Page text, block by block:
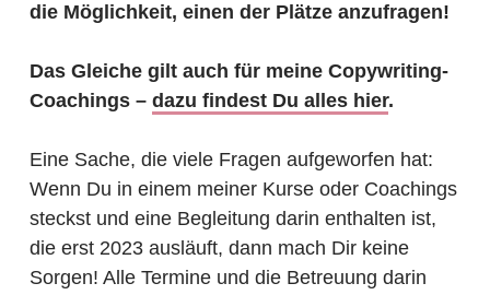
die Möglichkeit, einen der Plätze anzufragen!
Das Gleiche gilt auch für meine Copywriting-
Coachings – dazu findest Du alles hier.
Eine Sache, die viele Fragen aufgeworfen hat:
Wenn Du in einem meiner Kurse oder Coachings
steckst und eine Begleitung darin enthalten ist,
die erst 2023 ausläuft, dann mach Dir keine
Sorgen! Alle Termine und die Betreuung darin